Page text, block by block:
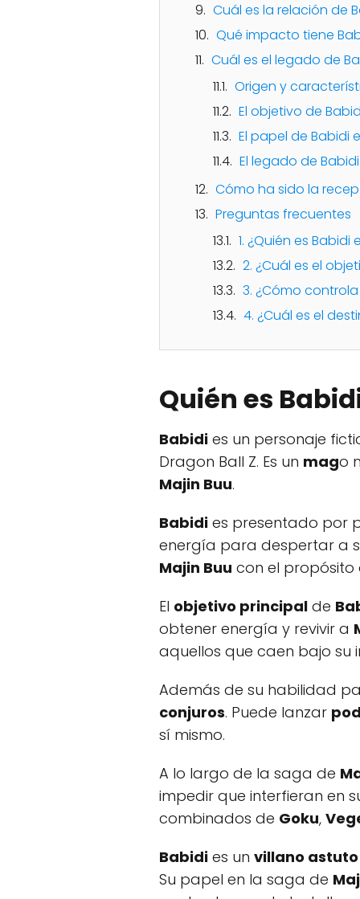
Cuál es la relación de
Qué impacto tiene
Cuál es el legado de
Origen y
El objetivo de
El papel de Babidi
El legado de Babidi
Cómo ha sido la
Preguntas frecuentes
1. ¿Quién es Babidi
2. ¿Cuál es el
3. ¿Cómo
4. ¿Cuál es el
Quién es
Babidi es un personaje
Dragon Ball Z. Es un mago
Majin Buu.
Babidi es presentado por
energía para despertar a
Majin Buu con el propósito
El objetivo principal de
obtener energía y revivir a
aquellos que caen bajo su
Además de su habilidad
conjuros. Puede lanzar
sí mismo.
A lo largo de la saga de
impedir que interfieran en
combinados de Goku,
Babidi es un villano
Su papel en la saga de